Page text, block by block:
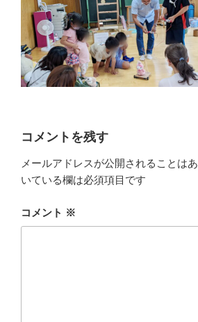
コメントを残す
メールアドレスが公開されることはあ
いている欄は必須項目です
コメント ※